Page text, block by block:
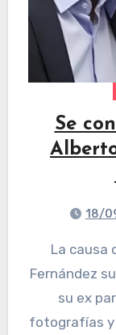
Se
18/
La causa contra el ex presidente Alberto
Fernández
su ex
fotografías y